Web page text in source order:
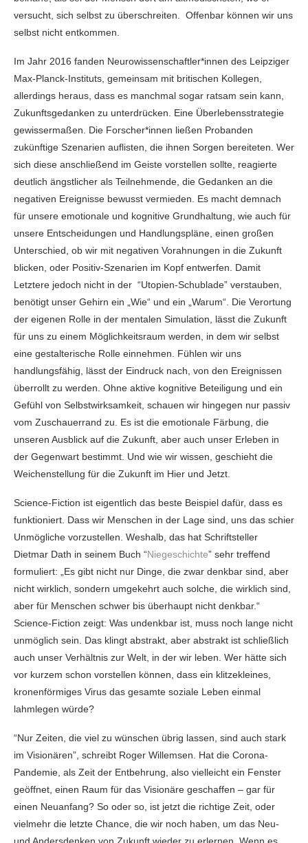
versucht, sich selbst zu überschreiten. Offenbar können wir uns
selbst nicht entkommen.
Im Jahr 2016 fanden Neurowissenschaftler*innen des Leipziger
Max-Planck-Instituts, gemeinsam mit britischen Kollegen,
allerdings heraus, dass es manchmal sogar ratsam sein kann,
Zukunftsgedanken zu unterdrücken. Eine Überlebensstrategie
gewissermaßen. Die Forscher*innen ließen Probanden
zukünftige Szenarien auflisten, die ihnen Sorgen bereiteten. Wer
sich diese anschließend im Geiste vorstellen sollte, reagierte
deutlich ängstlicher als Teilnehmende, die Gedanken an die
negativen Ereignisse bewusst vermieden. Es macht demnach
für unsere emotionale und kognitive Grundhaltung, wie auch für
unsere Entscheidungen und Handlungspläne, einen großen
Unterschied, ob wir mit negativen Vorahnungen in die Zukunft
blicken, oder Positiv-Szenarien im Kopf entwerfen. Damit
Letztere jedoch nicht in der “Utopien-Schublade” verstauben,
benötigt unser Gehirn ein „Wie“ und ein „Warum“. Die Verortung
der eigenen Rolle in der mentalen Simulation, lässt die Zukunft
für uns zu einem Möglichkeitsraum werden, in dem wir selbst
eine gestalterische Rolle einnehmen. Fühlen wir uns
handlungsfähig, lässt der Eindruck nach, von den Ereignissen
überrollt zu werden. Ohne aktive kognitive Beteiligung und ein
Gefühl von Selbstwirksamkeit, schauen wir hingegen nur passiv
vom Zuschauerrand zu. Es ist die emotionale Färbung, die
unseren Ausblick auf die Zukunft, aber auch unser Erleben in
der Gegenwart bestimmt. Und wie wir wissen, geschieht die
Weichenstellung für die Zukunft im Hier und Jetzt.
Science-Fiction ist eigentlich das beste Beispiel dafür, dass es
funktioniert. Dass wir Menschen in der Lage sind, uns das schier
Unmögliche vorzustellen. Weshalb, das hat Schriftsteller
Dietmar Dath in seinem Buch “Niegeschichte” sehr treffend
formuliert: „Es gibt nicht nur Dinge, die zwar denkbar sind, aber
nicht wirklich, sondern umgekehrt auch solche, die wirklich sind,
aber für Menschen schwer bis überhaupt nicht denkbar.“
Science-Fiction zeigt: Was undenkbar ist, muss noch lange nicht
unmöglich sein. Das klingt abstrakt, aber abstrakt ist schließlich
auch unser Verhältnis zur Welt, in der wir leben. Wer hätte sich
vor kurzem schon vorstellen können, dass ein klitzekleines,
kronenförmiges Virus das gesamte soziale Leben einmal
lahmlegen würde?
“Nur Zeiten, die viel zu wünschen übrig lassen, sind auch stark
im Visionären”, schreibt Roger Willemsen. Hat die Corona-
Pandemie, als Zeit der Entbehrung, also vielleicht ein Fenster
geöffnet, einen Raum für das Visionäre geschaffen – gar für
einen Neuanfang? So oder so, ist jetzt die richtige Zeit, oder
vielmehr die letzte Chance, die wir noch haben, um das Neu-